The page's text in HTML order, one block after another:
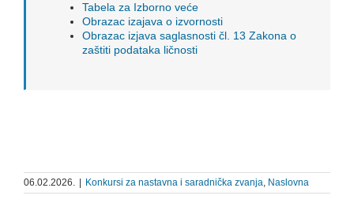
Tabela za Izborno veće
Obrazac izajava o izvornosti
Obrazac izjava saglasnosti čl. 13 Zakona o
zaštiti podataka ličnosti
06.02.2026. Konkursi za nastavna i saradnička zvanja, Naslovna